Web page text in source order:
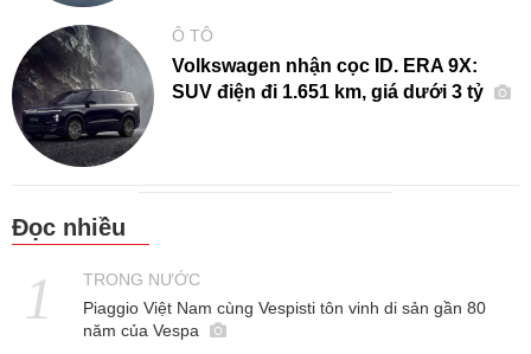
Ô TÔ
Volkswagen nhận cọc ID. ERA 9X:
SUV điện đi 1.651 km, giá dưới 3 tỷ
Đọc nhiều
TRONG NƯỚC
Piaggio Việt Nam cùng Vespisti tôn vinh di sản gần 80
năm của Vespa